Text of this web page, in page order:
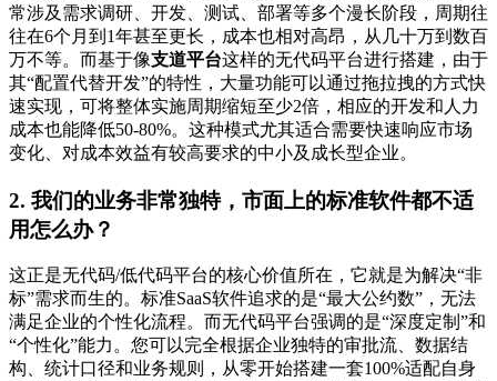
常涉及需求调研、开发、测试、部署等多个漫长阶段，周期往
往在6个月到1年甚至更长，成本也相对高昂，从几十万到数百
万不等。而基于像支道平台这样的无代码平台进行搭建，由于
其“配置代替开发”的特性，大量功能可以通过拖拉拽的方式快
速实现，可将整体实施周期缩短至少2倍，相应的开发和人力
成本也能降低50-80%。这种模式尤其适合需要快速响应市场
变化、对成本效益有较高要求的中小及成长型企业。
2. 我们的业务非常独特，市面上的标准软件都不适
用怎么办？
这正是无代码/低代码平台的核心价值所在，它就是为解决“非
标”需求而生的。标准SaaS软件追求的是“最大公约数”，无法
满足企业的个性化流程。而无代码平台强调的是“深度定制”和
“个性化”能力。您可以完全根据企业独特的审批流、数据结
构、统计口径和业务规则，从零开始搭建一套100%适配自身